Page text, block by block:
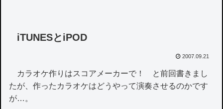
iTUNESとiPOD
2007.09.21
カラオケ作りはスコアメーカーで！ と前回書きまし
たが、作ったカラオケはどうやって演奏させるのかです
が…。